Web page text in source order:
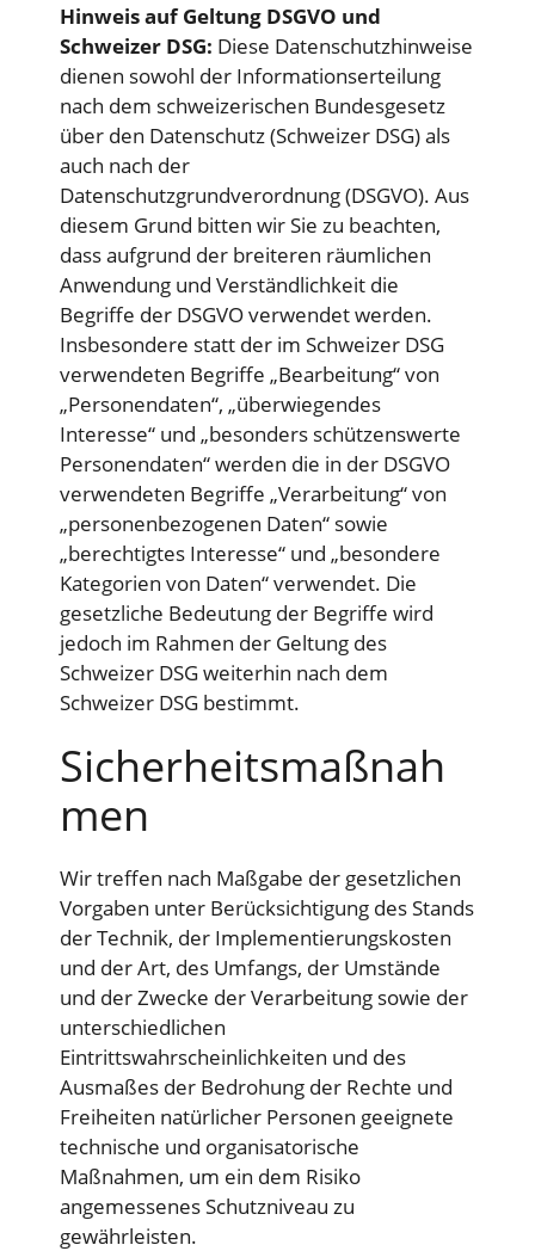
Hinweis auf Geltung DSGVO und
Schweizer DSG: Diese Datenschutzhinweise
dienen sowohl der Informationserteilung
nach dem schweizerischen Bundesgesetz
über den Datenschutz (Schweizer DSG) als
auch nach der
Datenschutzgrundverordnung (DSGVO). Aus
diesem Grund bitten wir Sie zu beachten,
dass aufgrund der breiteren räumlichen
Anwendung und Verständlichkeit die
Begriffe der DSGVO verwendet werden.
Insbesondere statt der im Schweizer DSG
verwendeten Begriffe „Bearbeitung“ von
„Personendaten“, „überwiegendes
Interesse“ und „besonders schützenswerte
Personendaten“ werden die in der DSGVO
verwendeten Begriffe „Verarbeitung“ von
„personenbezogenen Daten“ sowie
„berechtigtes Interesse“ und „besondere
Kategorien von Daten“ verwendet. Die
gesetzliche Bedeutung der Begriffe wird
jedoch im Rahmen der Geltung des
Schweizer DSG weiterhin nach dem
Schweizer DSG bestimmt.
Sicherheitsmaßnah
men
Wir treffen nach Maßgabe der gesetzlichen
Vorgaben unter Berücksichtigung des Stands
der Technik, der Implementierungskosten
und der Art, des Umfangs, der Umstände
und der Zwecke der Verarbeitung sowie der
unterschiedlichen
Eintrittswahrscheinlichkeiten und des
Ausmaßes der Bedrohung der Rechte und
Freiheiten natürlicher Personen geeignete
technische und organisatorische
Maßnahmen, um ein dem Risiko
angemessenes Schutzniveau zu
gewährleisten.